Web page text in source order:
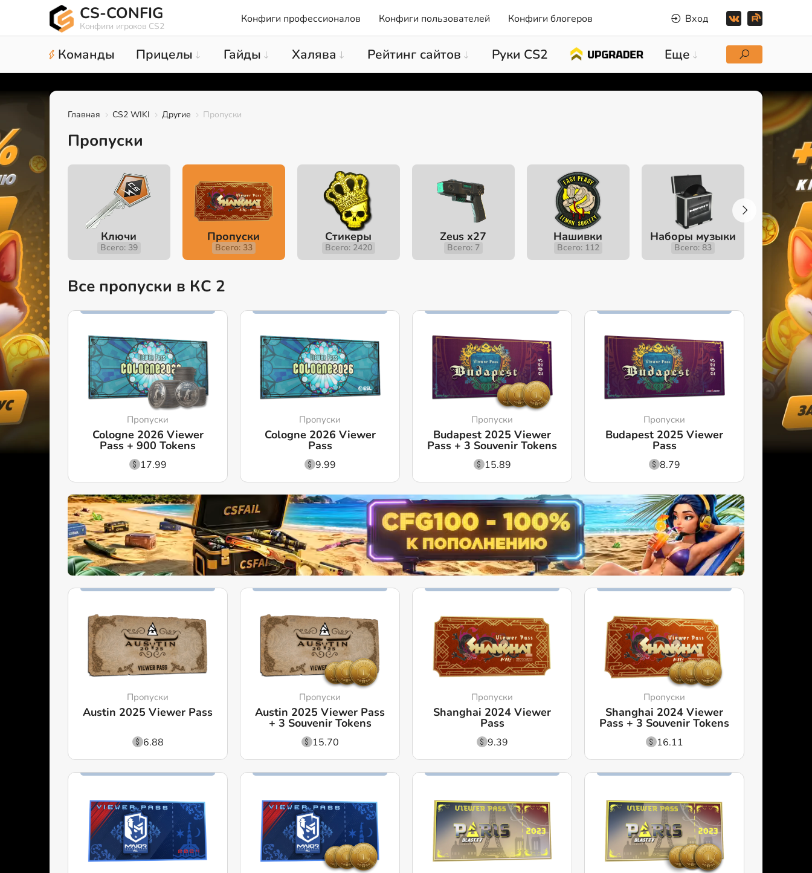
CS-CONFIG
Конфиги игроков CS2
Конфиги профессионалов Конфиги пользователей Конфиги блогеров Вход
Команды Прицелы Гайды Халява Рейтинг сайтов Руки CS2 Еще
Главная CS2 WIKI Другие Пропуски
Пропуски
Ключи
Всего: 39
Пропуски
Всего: 33
Стикеры
Всего: 2420
Zeus x27
Всего: 7
Нашивки
Всего: 112
Наборы музыки
Всего: 83
Все пропуски в КС 2
Пропуски
Cologne 2026 Viewer
Pass + 900 Tokens
17.99
Пропуски
Cologne 2026 Viewer
Pass
9.99
Пропуски
Budapest 2025 Viewer
Pass + 3 Souvenir Tokens
15.89
Пропуски
Budapest 2025 Viewer
Pass
8.79
Пропуски
Austin 2025 Viewer Pass
6.88
Пропуски
Austin 2025 Viewer Pass
+ 3 Souvenir Tokens
15.70
Пропуски
Shanghai 2024 Viewer
Pass
9.39
Пропуски
Shanghai 2024 Viewer
Pass + 3 Souvenir Tokens
16.11